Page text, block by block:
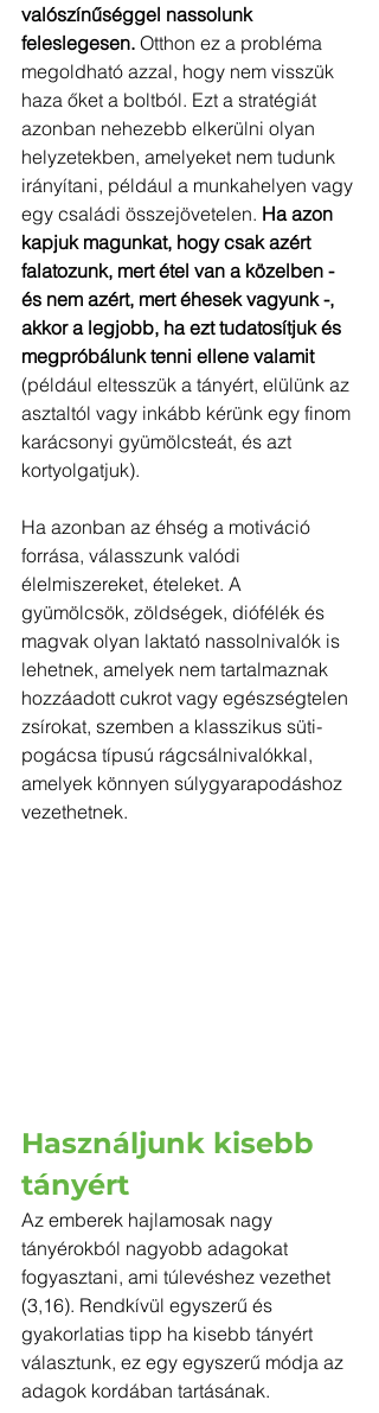
valószínűséggel nassolunk
feleslegesen. Otthon ez a probléma
megoldható azzal, hogy nem visszük
haza őket a boltból. Ezt a stratégiát
azonban nehezebb elkerülni olyan
helyzetekben, amelyeket nem tudunk
irányítani, például a munkahelyen vagy
egy családi összejövetelen. Ha azon
kapjuk magunkat, hogy csak azért
falatozunk, mert étel van a közelben -
és nem azért, mert éhesek vagyunk -,
akkor a legjobb, ha ezt tudatosítjuk és
megpróbálunk tenni ellene valamit
(például eltesszük a tányért, elülünk az
asztaltól vagy inkább kérünk egy finom
karácsonyi gyümölcsteát, és azt
kortyolgatjuk).
Ha azonban az éhség a motiváció
forrása, válasszunk valódi
élelmiszereket, ételeket. A
gyümölcsök, zöldségek, diófélék és
magvak olyan laktató nassolnivalók is
lehetnek, amelyek nem tartalmaznak
hozzáadott cukrot vagy egészségtelen
zsírokat, szemben a klasszikus süti-
pogácsa típusú rágcsálnivalókkal,
amelyek könnyen súlygyarapodáshoz
vezethetnek.
Használjunk kisebb
tányért
Az emberek hajlamosak nagy
tányérokból nagyobb adagokat
fogyasztani, ami túlevéshez vezethet
(3,16). Rendkívül egyszerű és
gyakorlatias tipp ha kisebb tányért
választunk, ez egy egyszerű módja az
adagok kordában tartásának.